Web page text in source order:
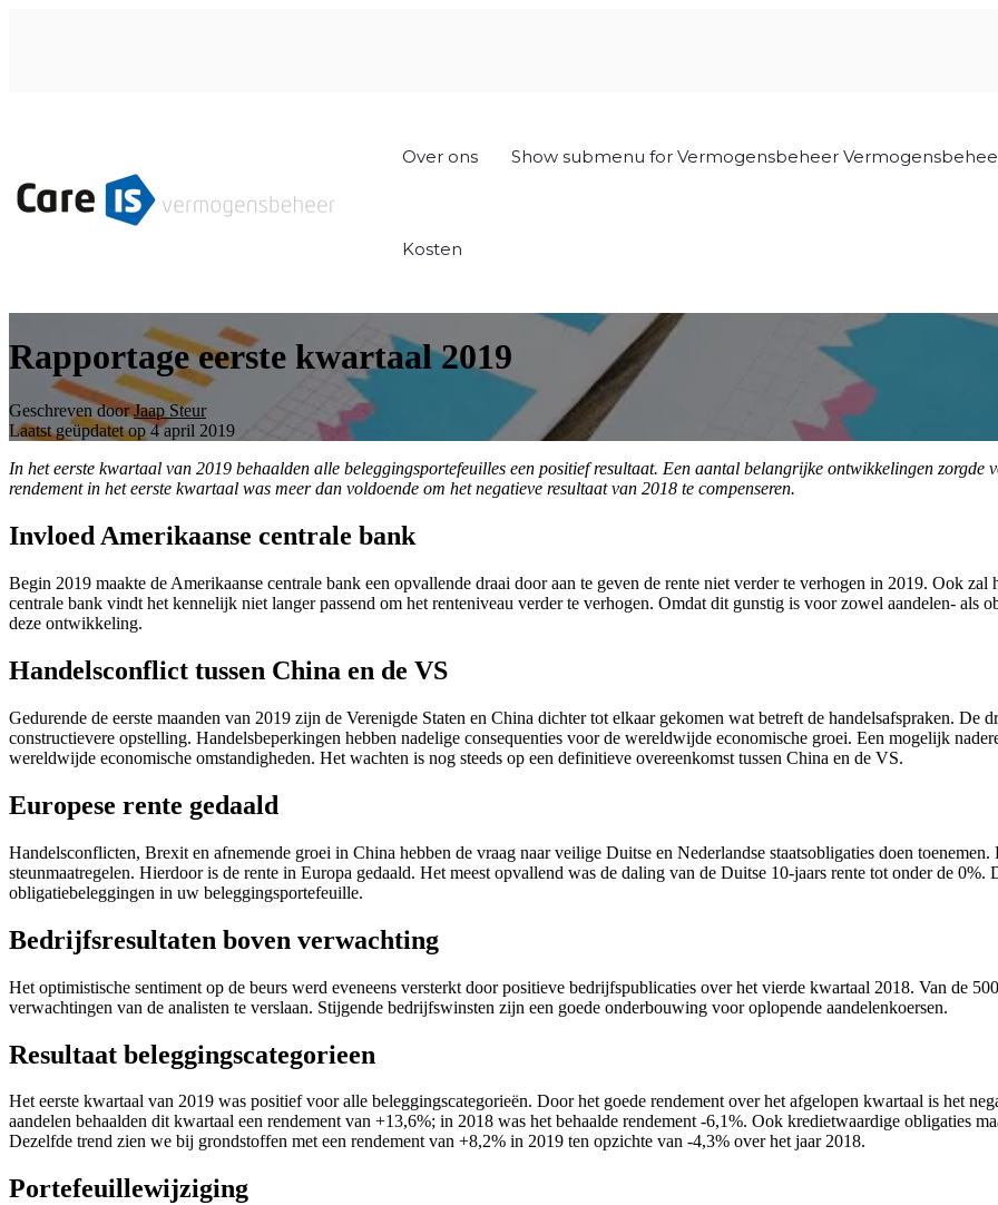
Over ons Show submenu for Vermogensbeheer
Kosten
Rapportage eerste kwartaal 2019
Geschreven doorJaap Steur
Laatst geüpdatet op 4 april 2019
In het eerste kwartaal van 2019 behaalden alle beleggingsportefeuilles een positief resultaat. Een aantal belangrijke ontwikkelingen zorgde
rendement in het eerste kwartaal was meer dan voldoende om het negatieve resultaat van 2018 te compenseren.
Invloed Amerikaanse centrale bank
Begin 2019 maakte de Amerikaanse centrale bank een opvallende draai door aan te geven de rente niet verder te verhogen in 2019. Ook
centrale bank vindt het kennelijk niet langer passend om het renteniveau verder te verhogen. Omdat dit gunstig is voor zowel aandelen- als
deze ontwikkeling.
Handelsconflict tussen China en de VS
Gedurende de eerste maanden van 2019 zijn de Verenigde Staten en China dichter tot elkaar gekomen wat betreft de handelsafspraken. De
constructievere opstelling. Handelsbeperkingen hebben nadelige consequenties voor de wereldwijde economische groei. Een mogelijk
wereldwijde economische omstandigheden. Het wachten is nog steeds op een definitieve overeenkomst tussen China en de VS.
Europese rente gedaald
Handelsconflicten, Brexit en afnemende groei in China hebben de vraag naar veilige Duitse en Nederlandse staatsobligaties doen
steunmaatregelen. Hierdoor is de rente in Europa gedaald. Het meest opvallend was de daling van de Duitse 10-jaars rente tot onder de 0%.
obligatiebeleggingen in uw beleggingsportefeuille.
Bedrijfsresultaten boven verwachting
Het optimistische sentiment op de beurs werd eveneens versterkt door positieve bedrijfspublicaties over het vierde kwartaal 2018. Van de
verwachtingen van de analisten te verslaan. Stijgende bedrijfswinsten zijn een goede onderbouwing voor oplopende aandelenkoersen.
Resultaat beleggingscategorieen
Het eerste kwartaal van 2019 was positief voor alle beleggingscategorieën. Door het goede rendement over het afgelopen kwartaal is het
aandelen behaalden dit kwartaal een rendement van +13,6%; in 2018 was het behaalde rendement -6,1%. Ook kredietwaardige obligaties
Dezelfde trend zien we bij grondstoffen met een rendement van +8,2% in 2019 ten opzichte van -4,3% over het jaar 2018.
Portefeuillewijziging